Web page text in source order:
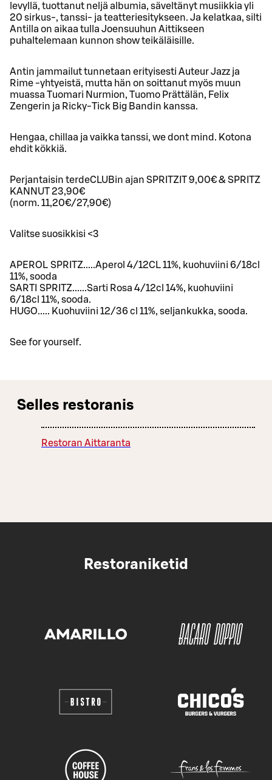
levyllä, tuottanut neljä albumia, säveltänyt musiikkia yli
20 sirkus-, tanssi- ja teatteriesitykseen. Ja kelatkaa, silti
Antilla on aikaa tulla Joensuuhun Aittikseen
puhaltelemaan kunnon show teikäläisille.
Antin jammailut tunnetaan erityisesti Auteur Jazz ja
Rime -yhtyeistä, mutta hän on soittanut myös muun
muassa Tuomari Nurmion, Tuomo Prättälän, Felix
Zengerin ja Ricky-Tick Big Bandin kanssa.
Hengaa, chillaa ja vaikka tanssi, we dont mind. Kotona
ehdit kökkiä.
Perjantaisin terdeCLUBin ajan SPRITZIT 9,00€ & SPRITZ
KANNUT 23,90€
(norm. 11,20€/27,90€)
Valitse suosikkisi <3
APEROL SPRITZ.....Aperol 4/12CL 11%, kuohuviini 6/18cl
11%, sooda
SARTI SPRITZ......Sarti Rosa 4/12cl 14%, kuohuviini
6/18cl 11%, sooda.
HUGO..... Kuohuviini 12/36 cl 11%, seljankukka, sooda.
See for yourself.
Selles restoranis
Restoran Aittaranta
Restoraniketid